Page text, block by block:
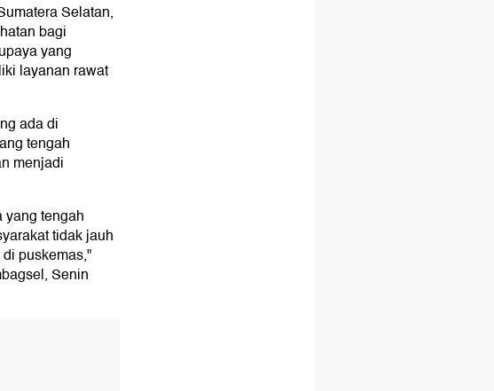
Selatan,
bagi
yang
layanan rawat
ada di
tengah
menjadi
tengah
tidak jauh
puskemas,"
Senin